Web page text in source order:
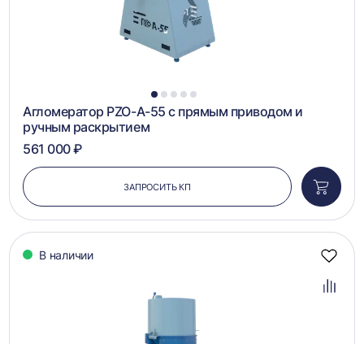
1 2 3 4 5
Агломератор PZO-А-55 с прямым приводом и
ручным раскрытием
561 000 ₽
ЗАПРОСИТЬ КП
в
В наличии